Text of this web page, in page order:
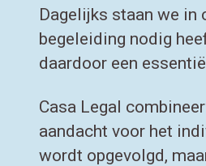
Dagelijks staan we in
begeleiding nodig
daardoor een
Casa Legal
aandacht voor het
wordt opgevolgd,